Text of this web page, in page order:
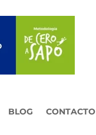
BLOG CONTACTO